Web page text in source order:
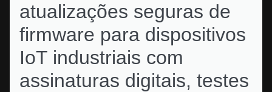
atualizações seguras de
firmware para dispositivos
IoT industriais com
assinaturas digitais, testes